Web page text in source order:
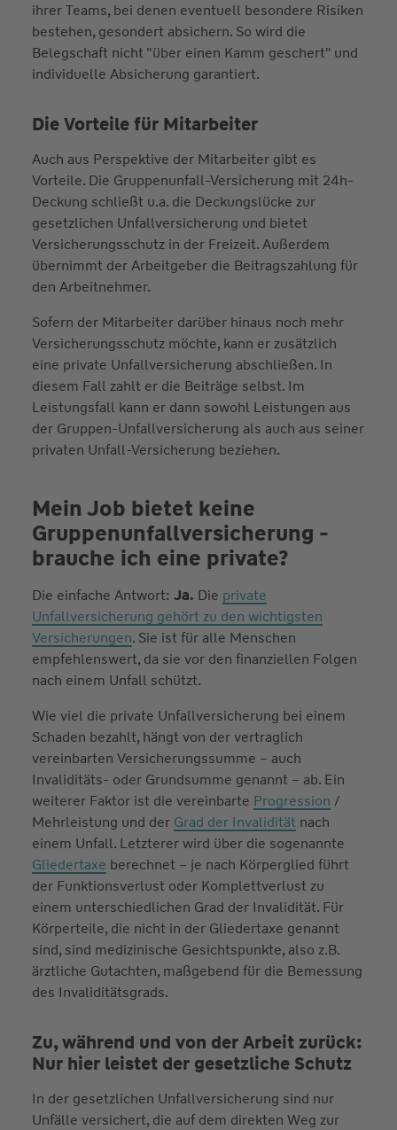
ihrer Teams, bei denen eventuell besondere Risiken
bestehen, gesondert absichern. So wird die
Belegschaft nicht "über einen Kamm geschert" und
individuelle Absicherung garantiert.
Die Vorteile für Mitarbeiter
Auch aus Perspektive der Mitarbeiter gibt es
Vorteile. Die Gruppenunfall-Versicherung mit 24h-
Deckung schließt u.a. die Deckungslücke zur
gesetzlichen Unfallversicherung und bietet
Versicherungsschutz in der Freizeit. Außerdem
übernimmt der Arbeitgeber die Beitragszahlung für
den Arbeitnehmer.
Sofern der Mitarbeiter darüber hinaus noch mehr
Versicherungsschutz möchte, kann er zusätzlich
eine private Unfallversicherung abschließen. In
diesem Fall zahlt er die Beiträge selbst. Im
Leistungsfall kann er dann sowohl Leistungen aus
der Gruppen-Unfallversicherung als auch aus seiner
privaten Unfall-Versicherung beziehen.
Mein Job bietet keine
Gruppenunfallversicherung -
brauche ich eine private?
Die einfache Antwort: Ja. Die private
Unfallversicherung gehört zu den wichtigsten
Versicherungen. Sie ist für alle Menschen
empfehlenswert, da sie vor den finanziellen Folgen
nach einem Unfall schützt.
Wie viel die private Unfallversicherung bei einem
Schaden bezahlt, hängt von der vertraglich
vereinbarten Versicherungssumme – auch
Invaliditäts- oder Grundsumme genannt – ab. Ein
weiterer Faktor ist die vereinbarte Progression /
Mehrleistung und der Grad der Invalidität nach
einem Unfall. Letzterer wird über die sogenannte
Gliedertaxe berechnet – je nach Körperglied führt
der Funktionsverlust oder Komplettverlust zu
einem unterschiedlichen Grad der Invalidität. Für
Körperteile, die nicht in der Gliedertaxe genannt
sind, sind medizinische Gesichtspunkte, also z.B.
ärztliche Gutachten, maßgebend für die Bemessung
des Invaliditätsgrads.
Zu, während und von der Arbeit zurück:
Nur hier leistet der gesetzliche Schutz
In der gesetzlichen Unfallversicherung sind nur
Unfälle versichert, die auf dem direkten Weg zur